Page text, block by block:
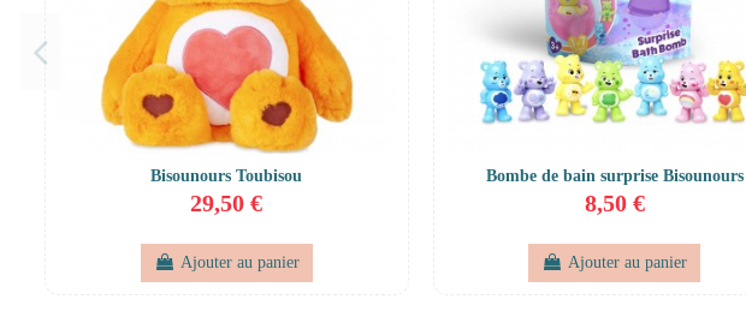
Bisounours Toubisou
29,50 €
Ajouter au panier
Bombe de bain surprise Bisounours
8,50 €
Ajouter au panier